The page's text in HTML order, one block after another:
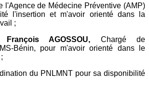
l'Agence de Médecine Préventive (AMP)
l'insertion et m'avoir orienté dans la
;
François AGOSSOU, Chargé de
Bénin, pour m'avoir orienté dans le
du PNLMNT pour sa disponibilité